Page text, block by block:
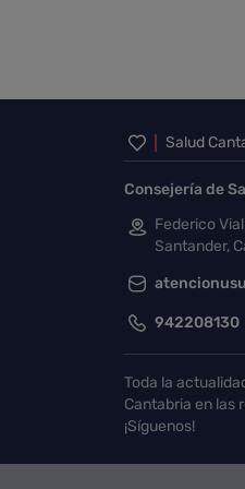
Inicio
Salud
Consejería de
Federico
Santander,
942208130
Toda la
Cantabria en las
¡Síguenos!